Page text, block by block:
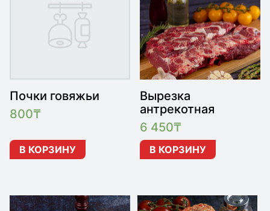
Почки говяжьи
800₸
В КОРЗИНУ
Вырезка
антрекотная
6 450₸
В КОРЗИНУ